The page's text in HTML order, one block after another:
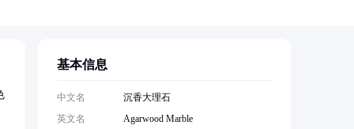
基本信息
中文名
沉香大理石
英文名
Agarwood Marble